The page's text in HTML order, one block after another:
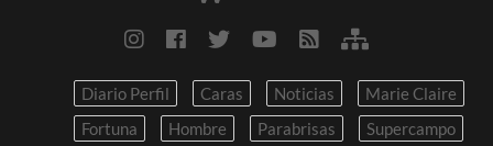
Diario Perfil Caras Noticias
Marie Claire
Fortuna
Hombre Parabrisas
Supercampo